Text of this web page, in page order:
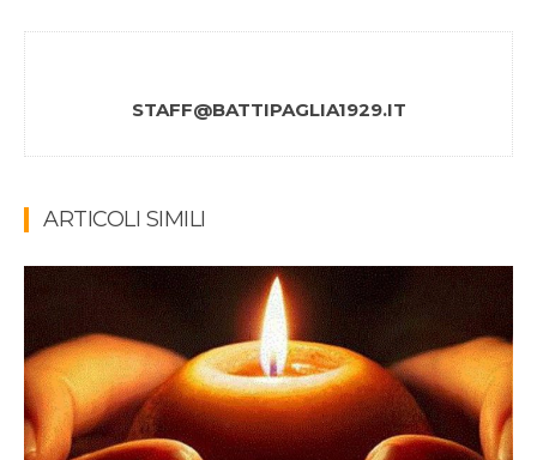
STAFF@BATTIPAGLIA1929.IT
ARTICOLI SIMILI